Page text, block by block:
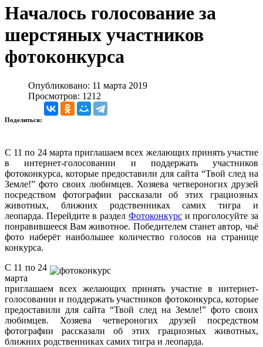
Началось голосование за
шерстяных участников
фотоконкурса
Опубликовано: 11 марта 2019
Просмотров: 1212
Поделиться:
С 11 по 24 марта приглашаем всех желающих принять участие
в интернет-голосовании и поддержать участников
фотоконкурса, которые предоставили для сайта “Твой след на
Земле!” фото своих любимцев. Хозяева четвероногих друзей
посредством фотографии рассказали об этих грациозных
животных, ближних родственниках самих тигра и
леопарда. Перейдите в раздел Фотоконкурси проголосуйте за
понравившееся Вам животное. Победителем станет автор, чьё
фото наберёт наибольшее количество голосов на странице
конкурса.
С 11 по 24
марта
приглашаем всех желающих принять участие в интернет-
голосовании и поддержать участников фотоконкурса, которые
предоставили для сайта “Твой след на Земле!” фото своих
любимцев. Хозяева четвероногих друзей посредством
фотографии рассказали об этих грациозных животных,
ближних родственниках самих тигра и леопарда.